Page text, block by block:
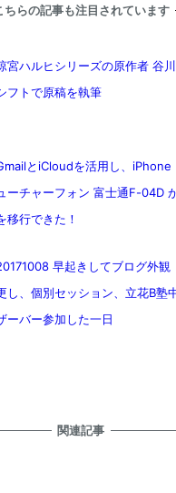
ちらの記事も注目されています
宮ハルヒシリーズの原作者 谷
フトで原稿を執筆
とiCloudを活用し、iPhone
ーチャーフォン 富士通F-04D
移行できた！
早起きしてブログ外観
し、個別セッション、立花B塾
ーバー参加した一日
関連記事